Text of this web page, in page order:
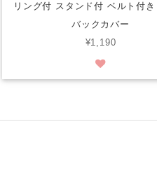
リング付 スタンド付 ベルト付
バックカバー
¥1,190